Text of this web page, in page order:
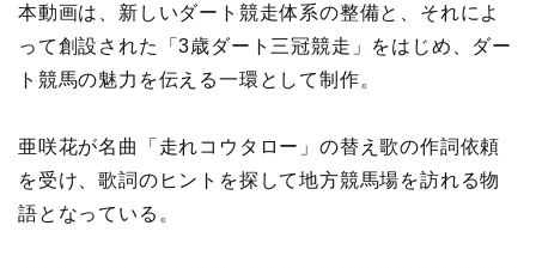
本動画は、新しいダート競走体系の整備と、それによ
って創設された「3歳ダート三冠競走」をはじめ、ダー
ト競馬の魅力を伝える一環として制作。
亜咲花が名曲「走れコウタロー」の替え歌の作詞依頼
を受け、歌詞のヒントを探して地方競馬場を訪れる物
語となっている。